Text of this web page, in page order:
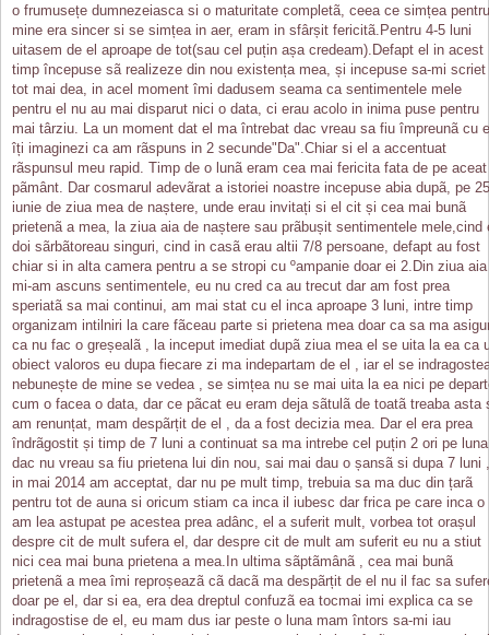
o frumusețe dumnezeiasca si o maturitate completã, ceea ce simțea pentru
mine era sincer si se simțea in aer, eram in sfârșit fericitã.Pentru 4-5 luni
uitasem de el aproape de tot(sau cel puțin așa credeam).Defapt el in acest
timp începuse sã realizeze din nou existența mea, și incepuse sa-mi scriet
tot mai dea, in acel moment îmi dadusem seama ca sentimentele mele
pentru el nu au mai disparut nici o data, ci erau acolo in inima puse pentru
mai târziu. La un moment dat el ma întrebat dac vreau sa fiu împreunã cu
îți imaginezi ca am rãspuns in 2 secunde"Da".Chiar si el a accentuat
rãspunsul meu rapid. Timp de o lunã eram cea mai fericita fata de pe aceat
pãmânt. Dar cosmarul adevãrat a istoriei noastre incepuse abia dupã, pe 25
iunie de ziua mea de naștere, unde erau invitați si el cit și cea mai bunã
prietenã a mea, la ziua aia de naștere sau prãbușit sentimentele mele,cind
doi sãrbãtoreau singuri, cind in casã erau altii 7/8 persoane, defapt au fost
chiar si in alta camera pentru a se stropi cu ºampanie doar ei 2.Din ziua aia
mi-am ascuns sentimentele, eu nu cred ca au trecut dar am fost prea
speriatã sa mai continui, am mai stat cu el inca aproape 3 luni, intre timp
organizam intilniri la care fãceau parte si prietena mea doar ca sa ma
ca nu fac o greșealã , la inceput imediat dupã ziua mea el se uita la ea ca
obiect valoros eu dupa fiecare zi ma indepartam de el , iar el se
nebunește de mine se vedea , se simțea nu se mai uita la ea nici pe
cum o facea o data, dar ce pãcat eu eram deja sãtulã de toatã treaba asta
am renunțat, mam despãrțit de el , da a fost decizia mea. Dar el era prea
îndrãgostit și timp de 7 luni a continuat sa ma intrebe cel puțin 2 ori pe luna
dac nu vreau sa fiu prietena lui din nou, sai mai dau o șansã si dupa 7 luni ,
in mai 2014 am acceptat, dar nu pe mult timp, trebuia sa ma duc din țarã
pentru tot de auna si oricum stiam ca inca il iubesc dar frica pe care inca o
am lea astupat pe acestea prea adânc, el a suferit mult, vorbea tot orașul
despre cit de mult sufera el, dar despre cit de mult am suferit eu nu a stiut
nici cea mai buna prietena a mea.In ultima sãptãmânã , cea mai bunã
prietenã a mea îmi reproșeazã cã dacã ma despãrțit de el nu il fac sa
doar pe el, dar si ea, era dea dreptul confuzã ea tocmai imi explica ca se
indragostise de el, eu mam dus iar peste o luna mam întors sa-mi iau